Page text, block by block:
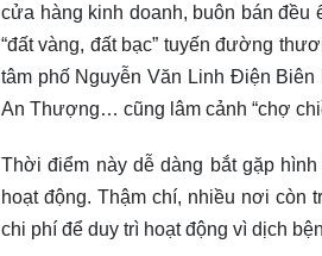
cửa hàng kinh doanh, buôn bán đều
“đất vàng, đất bạc” tuyến đường
tâm phố Nguyễn Văn Linh Điện
An Thượng… cũng lâm cảnh “chợ
Thời điểm này dễ dàng bắt gặp
hoạt động. Thậm chí, nhiều nơi còn
chi phí để duy trì hoạt động vì dịch